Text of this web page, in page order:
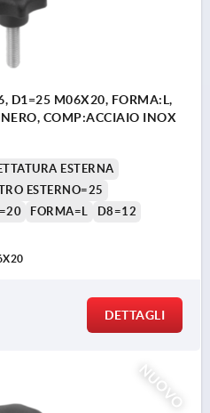
D1=25 M06X20, FORMA:L,
COMP:ACCIAIO INOX
ESTERNA
ESTERNO=25
FORMA=L
D8=12
DETTAGLI
NUOVO